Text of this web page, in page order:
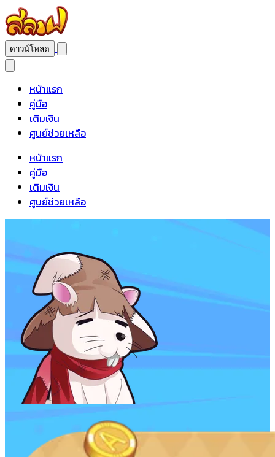
ดาวน์โหลด
หน้าแรก
คู่มือ
เติมเงิน
ศูนย์ช่วยเหลือ
หน้าแรก
คู่มือ
เติมเงิน
ศูนย์ช่วยเหลือ